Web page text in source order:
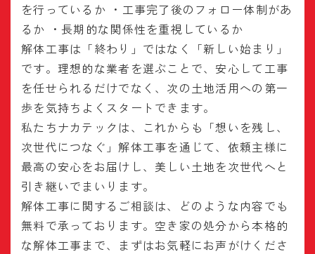
を行っているか ・工事完了後のフォロー体制があ
るか ・長期的な関係性を重視しているか
解体工事は「終わり」ではなく「新しい始まり」
です。理想的な業者を選ぶことで、安心して工事
を任せられるだけでなく、次の土地活用への第一
歩を気持ちよくスタートできます。
私たちナカテックは、これからも「想いを残し、
次世代につなぐ」解体工事を通じて、依頼主様に
最高の安心をお届けし、美しい土地を次世代へと
引き継いでまいります。
解体工事に関するご相談は、どのような内容でも
無料で承っております。空き家の処分から本格的
な解体工事まで、まずはお気軽にお声がけくださ